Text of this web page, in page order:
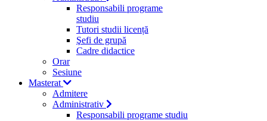
Responsabili programe
studiu
Tutori studii licență
Şefi de grupă
Cadre didactice
Orar
Sesiune
Masterat
Admitere
Administrativ
Responsabili programe studiu